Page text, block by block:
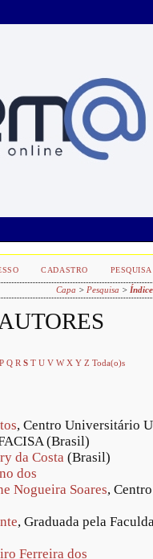
CADASTRO PESQUISA
Capa > Pesquisa >
P Q R S T U V W X Y Z Toda(o)s
, Centro Universitário
(Brasil)
da Costa (Brasil)
dos
Nogueira Soares,
, Graduada pela
Ferreira dos